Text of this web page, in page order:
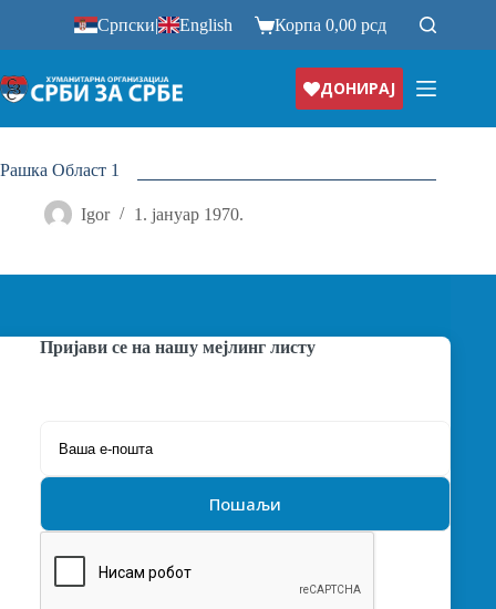
Српски| English Корпа0,00рсд
ДОНИРАЈ
Рашка Област 1
Igor 1. јануар 1970.
Пријави се на нашу мејлинг листу